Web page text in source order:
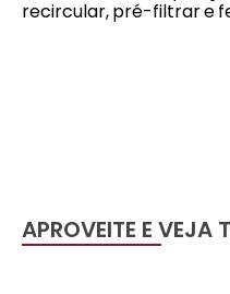
recircular, pré-filtrar e
APROVEITE E VEJA